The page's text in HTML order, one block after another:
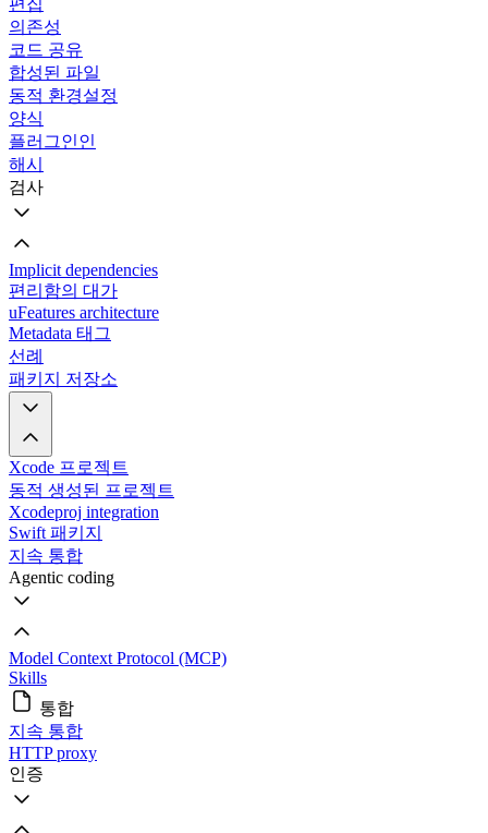
편집
의존성
코드 공유
합성된 파일
동적 환경설정
양식
플러그인인
해시
검사
Implicit dependencies
편리함의 대가
uFeatures architecture
Metadata 태그
선례
패키지 저장소
Xcode 프로젝트
동적 생성된 프로젝트
Xcodeproj integration
Swift 패키지
지속 통합
Agentic coding
Model Context Protocol (MCP)
Skills
통합
지속 통합
HTTP proxy
인증